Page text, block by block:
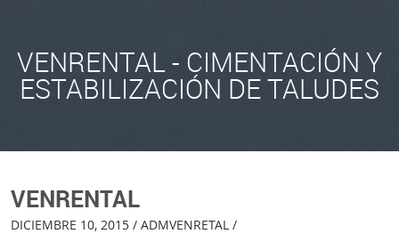
VENRENTAL - CIMENTACIÓN Y
ESTABILIZACIÓN DE TALUDES
VENRENTAL
DICIEMBRE 10, 2015 / ADMVENRETAL /